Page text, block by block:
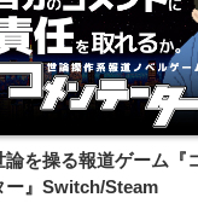
論を操る報道ゲーム『
ー』Switch/Steam